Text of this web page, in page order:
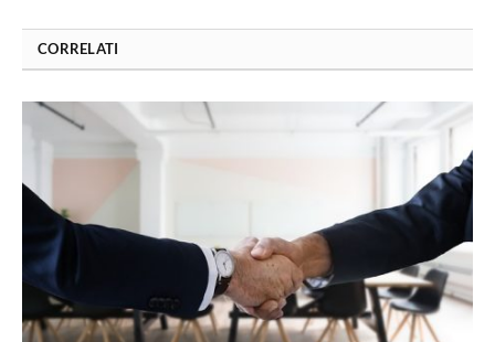
CORRELATI